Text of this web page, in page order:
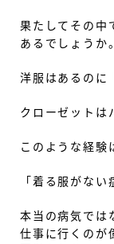
果たしてその中
あるでしょうか。
洋服はあるのに
クローゼットは
このような経験
「着る服がな
本当の病気では
仕事に行くのが